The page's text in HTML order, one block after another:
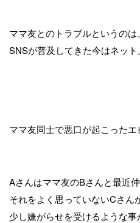
ママ友とのトラブルというのは、
SNSが普及してきた今はネット
ママ友同士で悪口が起こったエ
Aさんはママ友のBさんと最近
それをよく思っていないCさん
少し嫌がらせを受けるような事